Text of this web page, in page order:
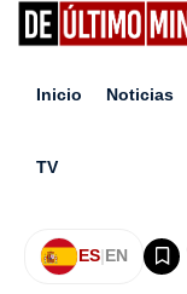
Inicio Noticias
TV
ES|EN